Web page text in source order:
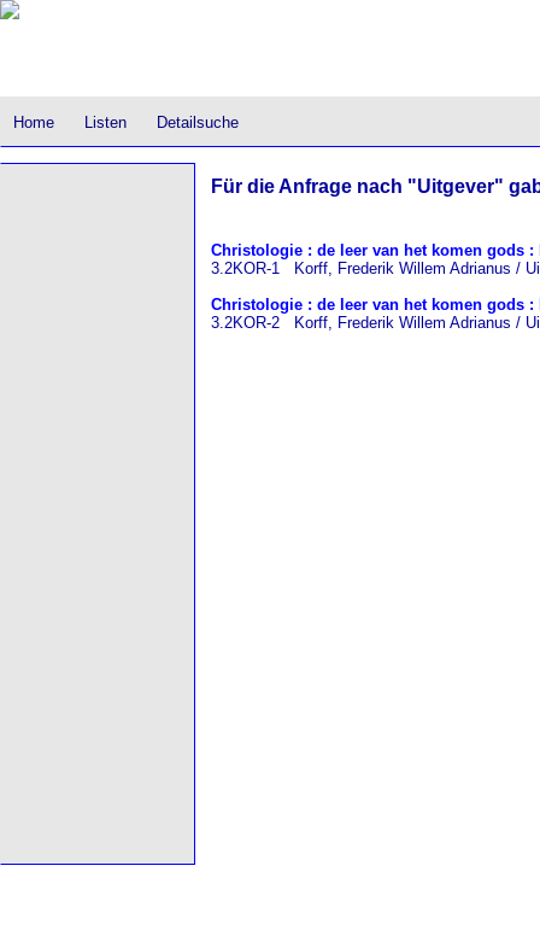
Home Listen Detailsuche
Für die Anfrage nach "Uitgever"
Christologie : de leer van het komen gods :
3.2KOR-1 Korff, Frederik Willem Adrianus /
Christologie : de leer van het komen gods :
3.2KOR-2 Korff, Frederik Willem Adrianus /